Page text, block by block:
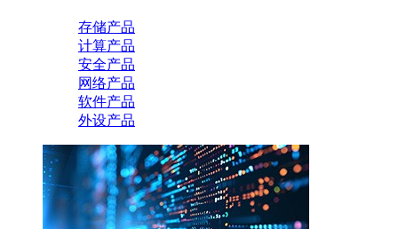
存储产品
计算产品
安全产品
网络产品
软件产品
外设产品